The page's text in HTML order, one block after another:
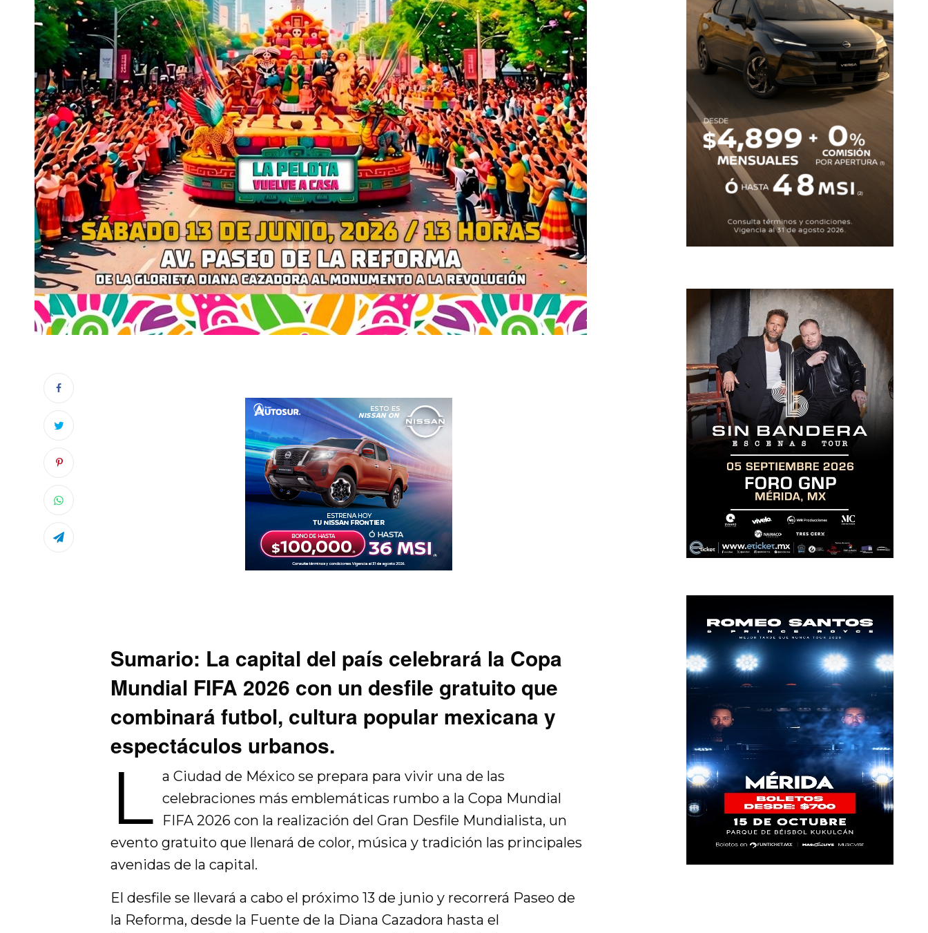
Sumario: La capital del país celebrará la Copa
Mundial FIFA 2026 con un desfile gratuito que
combinará futbol, cultura popular mexicana y
espectáculos urbanos.
L a Ciudad de México se prepara para vivir una de las
celebraciones más emblemáticas rumbo a la Copa Mundial
FIFA 2026 con la realización del Gran Desfile Mundialista, un
evento gratuito que llenará de color, música y tradición las principales
avenidas de la capital.
El desfile se llevará a cabo el próximo 13 de junio y recorrerá Paseo de
la Reforma, desde la Fuente de la Diana Cazadora hasta el